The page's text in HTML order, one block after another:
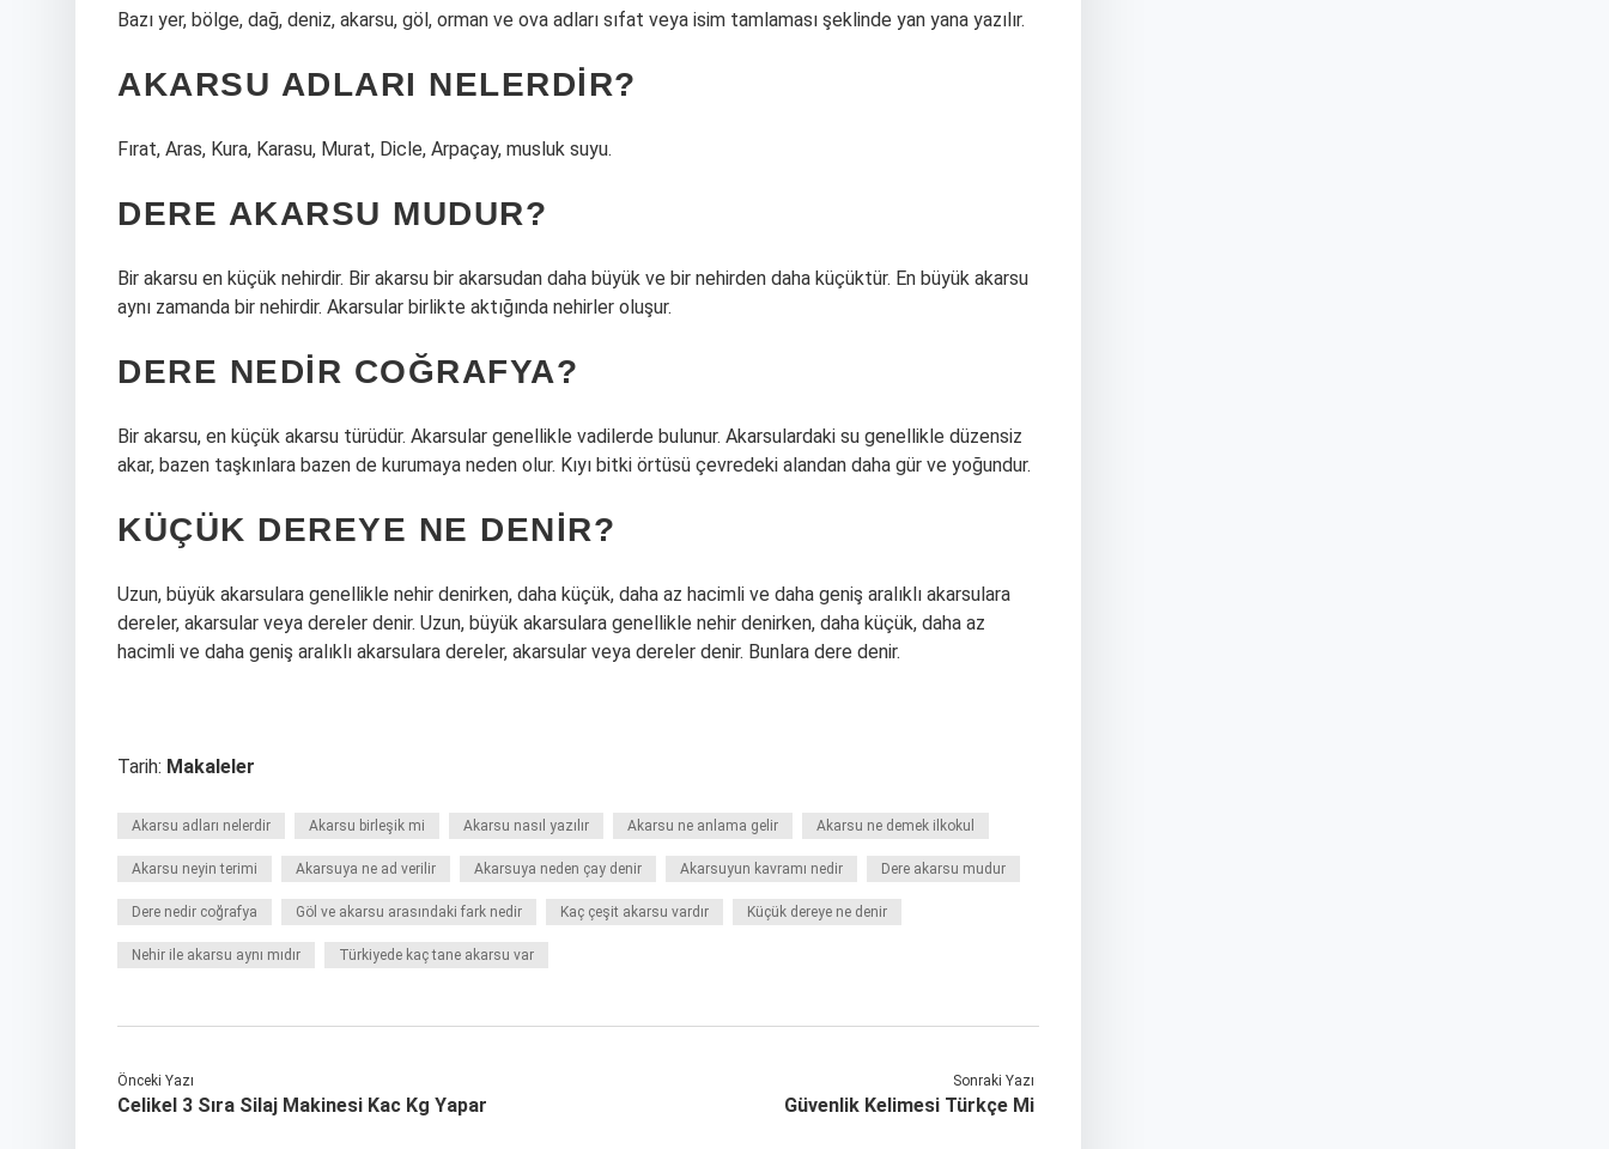
Bazı yer, bölge, dağ, deniz, akarsu, göl, orman ve ova adları sıfat veya isim tamlaması şeklinde yan yana yazılır.
AKARSU ADLARI NELERDIR?
Fırat, Aras, Kura, Karasu, Murat, Dicle, Arpaçay, musluk suyu.
DERE AKARSU MUDUR?
Bir akarsu en küçük nehirdir. Bir akarsu bir akarsudan daha büyük ve bir nehirden daha küçüktür. En büyük akarsu
aynı zamanda bir nehirdir. Akarsular birlikte aktığında nehirler oluşur.
DERE NEDIR COĞRAFYA?
Bir akarsu, en küçük akarsu türüdür. Akarsular genellikle vadilerde bulunur. Akarsulardaki su genellikle düzensiz
akar, bazen taşkınlara bazen de kurumaya neden olur. Kıyı bitki örtüsü çevredeki alandan daha gür ve yoğundur.
KÜÇÜK DEREYE NE DENIR?
Uzun, büyük akarsulara genellikle nehir denirken, daha küçük, daha az hacimli ve daha geniş aralıklı akarsulara
dereler, akarsular veya dereler denir. Uzun, büyük akarsulara genellikle nehir denirken, daha küçük, daha az
hacimli ve daha geniş aralıklı akarsulara dereler, akarsular veya dereler denir. Bunlara dere denir.
Tarih: Makaleler
Akarsu adları nelerdir Akarsu birleşik mi Akarsu nasıl yazılır Akarsu ne anlama gelir Akarsu ne demek ilkokul
Akarsu neyin terimi Akarsuya ne ad verilir Akarsuya neden çay denir Akarsuyun kavramı nedir Dere akarsu mudur
Dere nedir coğrafya Göl ve akarsu arasındaki fark nedir Kaç çeşit akarsu vardır Küçük dereye ne denir
Nehir ile akarsu aynı mıdır Türkiyede kaç tane akarsu var
Önceki Yazı
Celikel 3 Sıra Silaj Makinesi Kac Kg Yapar
Sonraki Yazı
Güvenlik Kelimesi Türkçe Mi